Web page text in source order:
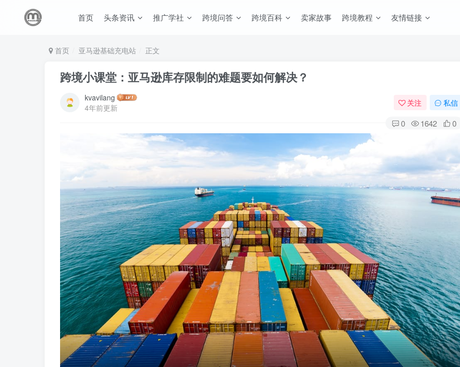
首页 头条资讯 推广学社 跨境问答 跨境百科 卖家故事 跨境教程 友情链接
首页 亚马逊基础充电站 正文
跨境小课堂：亚马逊库存限制的难题要如何解决？
kvavilang
4年前更新
关注 私信
0 1642 0